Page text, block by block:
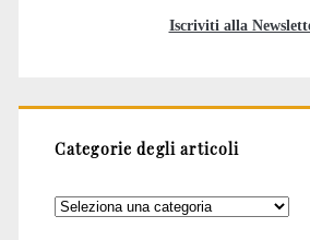
Iscriviti alla
Categorie degli articoli
Categorie